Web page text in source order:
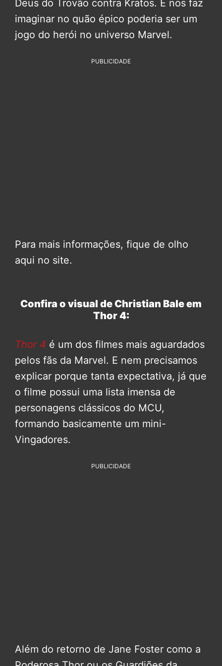
Deus do Trovão contra Kratos. E nos faz
imaginar no quão épico poderia ser um
jogo do herói no universo Marvel.
PUBLICIDADE
Para mais informações, fique de olho
aqui no site.
Confira o visual de Christian Bale em
Thor 4:
Thor 4 é um dos filmes mais aguardados
pelos fãs da Marvel. E nem precisamos
explicar porque tanta expectativa, já que
o filme possui uma lista imensa de
personagens clássicos do MCU,
formando basicamente um mini-
Vingadores.
PUBLICIDADE
Além do retorno de Jane Foster como a